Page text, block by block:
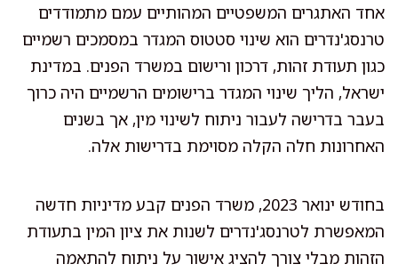
אחד האתגרים המשפטיים המהותיים עמם מתמודדים
טרנסג'נדרים הוא שינוי סטטוס המגדר במסמכים רשמיים
כגון תעודת זהות, דרכון ורישום במשרד הפנים. במדינת
ישראל, הליך שינוי המגדר ברישומים הרשמיים היה כרוך
בעבר בדרישה לעבור ניתוח לשינוי מין, אך בשנים
האחרונות חלה הקלה מסוימת בדרישות אלה.
בחודש ינואר 2023, משרד הפנים קבע מדיניות חדשה
המאפשרת לטרנסג'נדרים לשנות את ציון המין בתעודת
הזהות מבלי צורך להציג אישור על ניתוח להתאמה